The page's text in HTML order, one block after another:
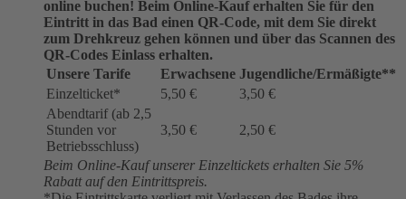
online buchen! Beim Online-Kauf erhalten Sie für den
Eintritt in das Bad einen QR-Code, mit dem Sie direkt
zum Drehkreuz gehen können und über das Scannen des
QR-Codes Einlass erhalten.
Unsere Tarife
Erwachsene Jugendliche/Ermäßigte**
Einzelticket*
5,50 €
3,50 €
Abendtarif (ab 2,5
Stunden vor
Betriebsschluss)
3,50 € 2,50 €
Beim Online-Kauf unserer Einzeltickets erhalten Sie 5%
Rabatt auf den Eintrittspreis.